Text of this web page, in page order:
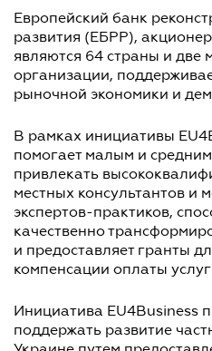
Европейский банк
развития (ЕБРР),
являются 64 страны и две
организации,
рыночной экономики и
В рамках инициативы
помогает малым и
привлекать
местных консультантов и
экспертов-практиков,
качественно
и предоставляет гранты
компенсации оплаты услуг
Инициатива EU4Business
поддержать развитие